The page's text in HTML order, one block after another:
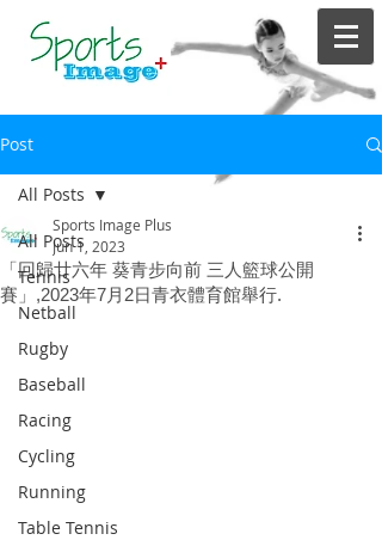
Post
All Posts
Tennis
Netball
Rugby
Baseball
Racing
Cycling
Running
Table Tennis
All Posts
「回歸廿六年 葵青步向前 三人籃球公開
賽」,2023年7月2日青衣體育館舉行.
Sports Image Plus
Jun 1, 2023